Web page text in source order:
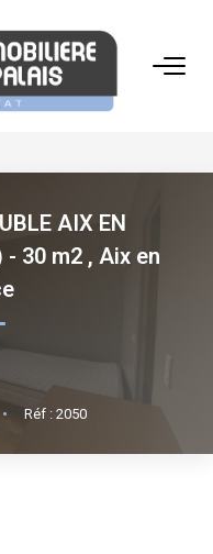
AIX EN
- 30 m2 , Aix en
• Réf : 2050